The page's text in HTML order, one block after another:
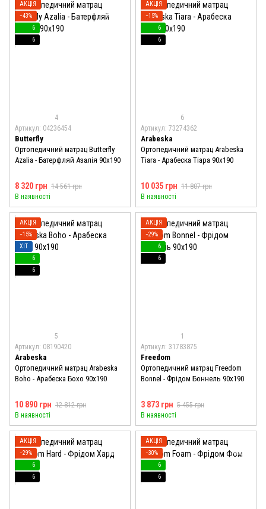
АКЦІЯ
−43%
6
6
4
Артикул: 04236454
Butterfly
Ортопедичний матрац Butterfly
Azalia - Батерфляй Азалія 90x190
8 320 грн 14 561 грн
В наявності
АКЦІЯ
−15%
6
6
6
Артикул: 73274362
Arabeska
Ортопедичний матрац Arabeska
Tiara - Арабеска Тіара 90x190
10 035 грн 11 807 грн
В наявності
АКЦІЯ
−15%
ХІТ
6
6
5
Артикул: 08190420
Arabeska
Ортопедичний матрац Arabeska
Boho - Арабеска Бохо 90x190
10 890 грн 12 812 грн
В наявності
АКЦІЯ
−29%
6
6
1
Артикул: 31783875
Freedom
Ортопедичний матрац Freedom
Bonnel - Фрідом Боннель 90x190
3 873 грн 5 455 грн
В наявності
АКЦІЯ
−29%
6
6
АКЦІЯ
−30%
6
6